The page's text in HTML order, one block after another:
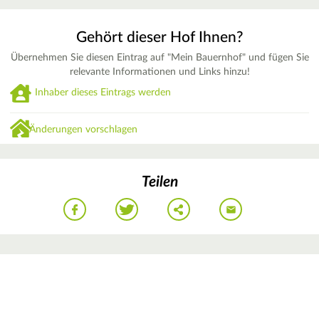
Gehört dieser Hof Ihnen?
Übernehmen Sie diesen Eintrag auf "Mein Bauernhof" und fügen Sie
relevante Informationen und Links hinzu!
Inhaber dieses Eintrags werden
Änderungen vorschlagen
Teilen